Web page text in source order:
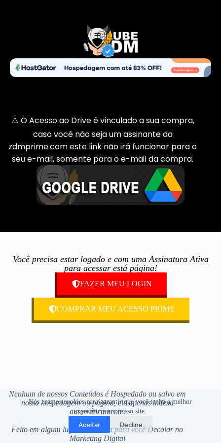
Nós usamos cookies para garantir que você tenha a melhor
experiência em nosso site.
Aceitar Decline
⚠️ O Acesso ao Drive é vinculado a sua compra,
caso você não seja um assinante da
zdmprime.com este link não irá funcionar para o
seu e-mail, somente para o e-mail da compra.
Você precisa estar logado e com uma Assinatura Ativa
para acessar está página!
FAZER MEU LOGIN
COMPRAR MEU ACESSO PRIME
Nenhum de nossos Conteúdos é Hospedado ou salvo em
nossa hospedagem ou página, ele apenas indexa
automaticamente.
Feito em algum lugar deLisboa para você Decolar no
Marketing Digital